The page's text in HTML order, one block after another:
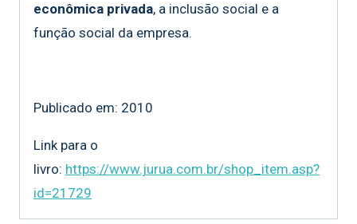
econômica privada, a inclusão social e a
função social da empresa.
Publicado em: 2010
Link para o
livro: https://www.jurua.com.br/shop_item.asp?
id=21729